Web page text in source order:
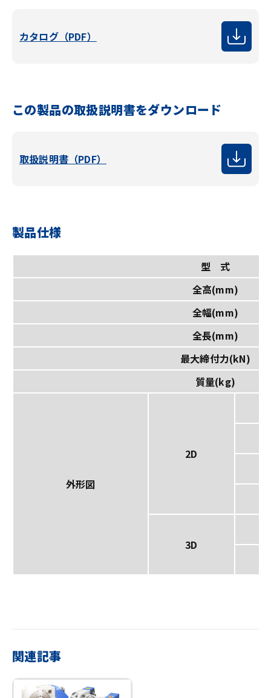
カタログ（PDF）
この製品の取扱説明書をダウンロード
取扱説明書（PDF）
製品仕様
型 式
全高(mm)
全幅(mm)
全長(mm)
最大締付力(kN)
質量(kg)
外形図
2D
3D
関連記事